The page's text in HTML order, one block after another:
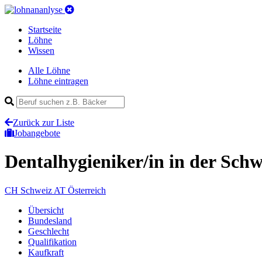
Startseite
Löhne
Wissen
Alle Löhne
Löhne eintragen
Zurück zur Liste
Jobangebote
Dentalhygieniker/in in der
CH Schweiz AT Österreich
Übersicht
Bundesland
Geschlecht
Qualifikation
Kaufkraft